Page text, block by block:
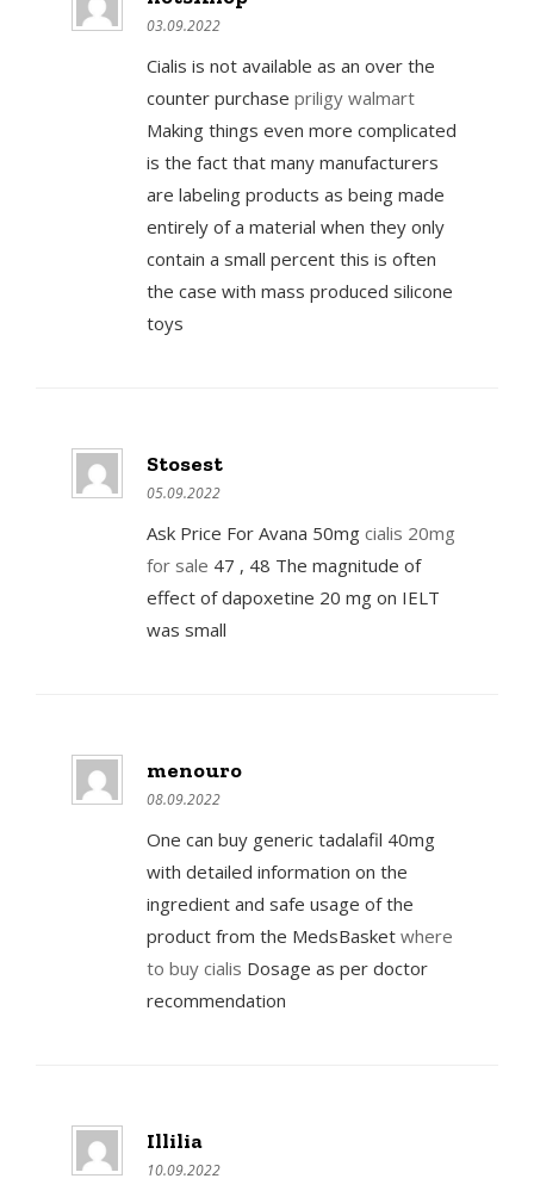
03.09.2022
Cialis is not available as an over the
counter purchase priligy walmart
Making things even more complicated
is the fact that many manufacturers
are labeling products as being made
entirely of a material when they only
contain a small percent this is often
the case with mass produced silicone
toys
Stosest
05.09.2022
Ask Price For Avana 50mg cialis 20mg
for sale 47 , 48 The magnitude of
effect of dapoxetine 20 mg on IELT
was small
menouro
08.09.2022
One can buy generic tadalafil 40mg
with detailed information on the
ingredient and safe usage of the
product from the MedsBasket where
to buy cialis Dosage as per doctor
recommendation
Illilia
10.09.2022